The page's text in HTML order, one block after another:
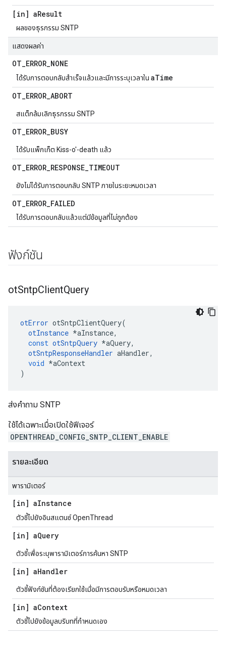
[in] aResult
ผลของธุรกรรม SNTP
แสดงผลค่า
OT_ERROR_NONE
ได้รับการตอบกลับสำเร็จแล้วและมีการระบุเวลาใน aTime
OT_ERROR_ABORT
สแต็กล้มเลิกธุรกรรม SNTP
OT_ERROR_BUSY
ได้รับแพ็กเก็ต Kiss-o'-death แล้ว
OT_ERROR_RESPONSE_TIMEOUT
ยังไม่ได้รับการตอบกลับ SNTP ภายในระยะหมดเวลา
OT_ERROR_FAILED
ได้รับการตอบกลับแล้วแต่มีข้อมูลที่ไม่ถูกต้อง
ฟังก์ชัน
otSntpClientQuery
otError otSntpClientQuery(
otInstance *aInstance,
const otSntpQuery *aQuery,
otSntpResponseHandler aHandler,
void *aContext
)
ส่งคำถาม SNTP
ใช้ได้เฉพาะเมื่อเปิดใช้ฟีเจอร์
OPENTHREAD_CONFIG_SNTP_CLIENT_ENABLE
รายละเอียด
พารามิเตอร์
[in] aInstance
ตัวชี้ไปยังอินสแตนซ์ OpenThread
[in] aQuery
ตัวชี้เพื่อระบุพารามิเตอร์การค้นหา SNTP
[in] aHandler
ตัวชี้ฟังก์ชันที่ต้องเรียกใช้เมื่อมีการตอบรับหรือหมดเวลา
[in] aContext
ตัวชี้ไปยังข้อมูลบริบทที่กำหนดเอง